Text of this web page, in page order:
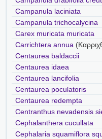
Campanula laciniata
Campanula trichocalycina
Carex muricata muricata
Carrichtera annua
Centaurea baldaccii
Centaurea idaea
Centaurea lancifolia
Centaurea poculatoris
Centaurea redempta
Centranthus nevadensis
Cephalanthera cucullata
Cephalaria squamiflora